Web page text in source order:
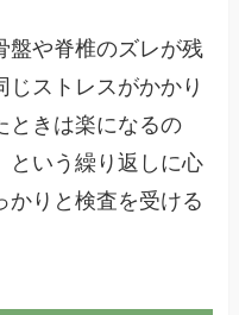
盤や脊椎のズレが残
じストレスがかかり
ときは楽になるの
という繰り返しに心
かりと検査を受ける